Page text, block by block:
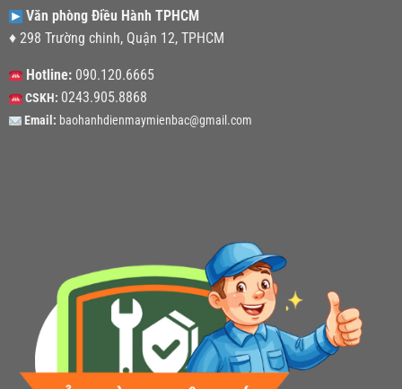
Văn phòng Điều Hành TPHCM
♦ 298 Trường chinh, Quận 12, TPHCM
Hotline:090.120.6665
CSKH: 0243.905.8868
Email: baohanhdienmaymienbac@gmail.com